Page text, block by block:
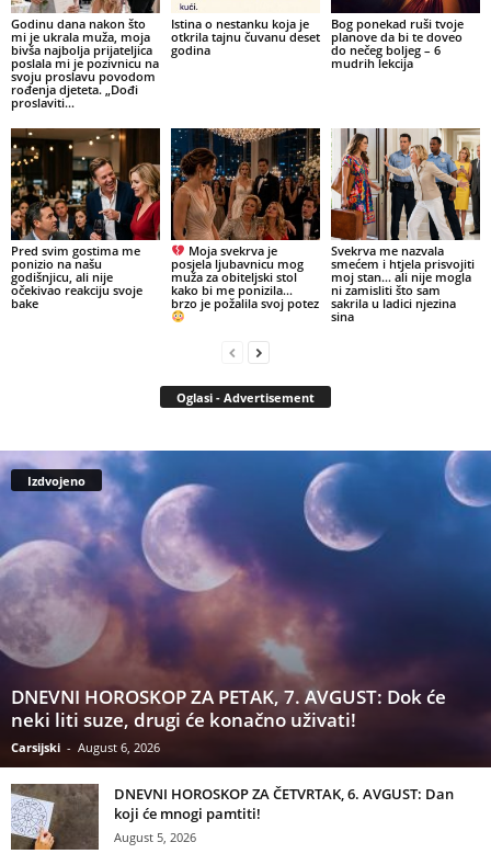
Godinu dana nakon što
mi je ukrala muža, moja
bivša najbolja prijateljica
poslala mi je pozivnicu na
svoju proslavu povodom
rođenja djeteta. „Dođi
proslaviti...
Istina o nestanku koja je
otkrila tajnu čuvanu deset
godina
Bog ponekad ruši tvoje
planove da bi te doveo
do nečeg boljeg – 6
mudrih lekcija
Pred svim gostima me
ponizio na našu
godišnjicu, ali nije
očekivao reakciju svoje
bake
Moja svekrva je
posjela ljubavnicu mog
muža za obiteljski stol
kako bi me ponizila…
brzo je požalila svoj potez
Svekrva me nazvala
smećem i htjela prisvojiti
moj stan… ali nije mogla
ni zamisliti što sam
sakrila u ladici njezina
sina
Oglasi - Advertisement
Izdvojeno
DNEVNI HOROSKOP ZA PETAK, 7. AVGUST: Dok će
neki liti suze, drugi će konačno uživati!
Carsijski - August 6, 2026
DNEVNI HOROSKOP ZA ČETVRTAK, 6. AVGUST: Dan
koji će mnogi pamtiti!
August 5, 2026